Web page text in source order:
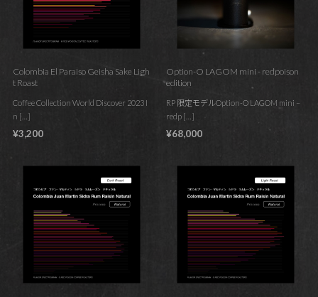
Colombia El Paraiso Geisha Sake Ligh
t Roast
Coffee Collection World Discover 2023 I
n […]
¥3,200
Option-O LAGOM mini - redpoison
edition
RP 限定モデルOption-O LAGOM mini –
redp […]
¥68,000